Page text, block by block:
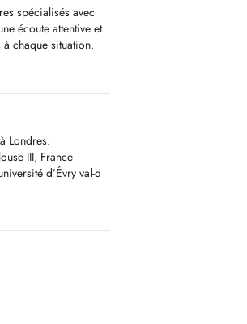
spécialisés avec
écoute attentive et
chaque situation.
et adultes,
et cliniques,
Londres.
III, France
d’Évry val-d